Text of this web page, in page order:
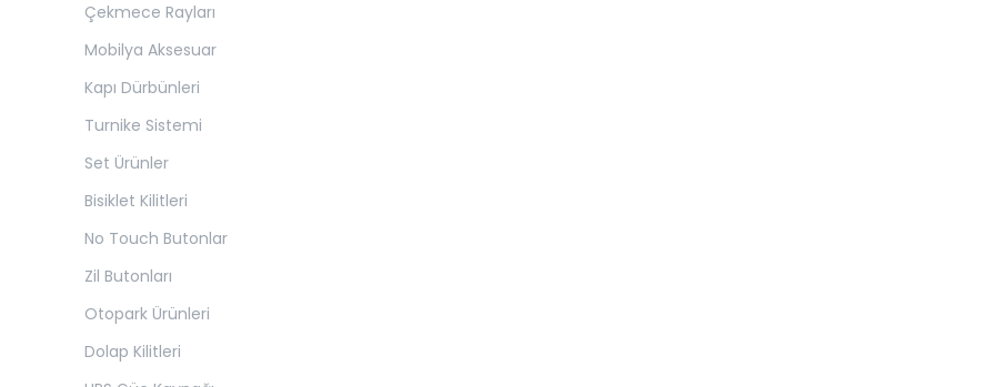
Çekmece Rayları
Mobilya Aksesuar
Kapı Dürbünleri
Turnike Sistemi
Set Ürünler
Bisiklet Kilitleri
No Touch Butonlar
Zil Butonları
Otopark Ürünleri
Dolap Kilitleri